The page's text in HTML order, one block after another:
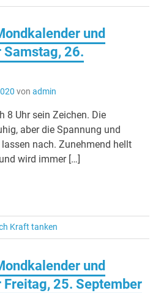
und
26.
von admin
8 Uhr sein Zeichen. Die
aber die Spannung und
nach. Zunehmend hellt
wird immer […]
Kraft tanken
und
25. September